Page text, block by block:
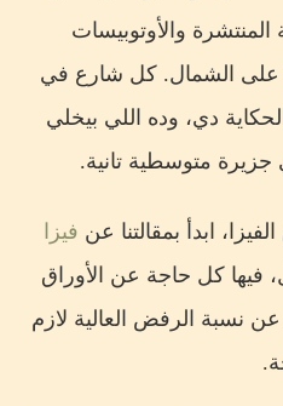
المنتشرة والأوتوبيسات
على الشمال. كل شارع في
دي، وده اللي بيخلي
متوسطية تانية.
ابدأ بمقالتنا عن فيزا
فيها كل حاجة عن الأوراق
نسبة الرفض العالية لازم